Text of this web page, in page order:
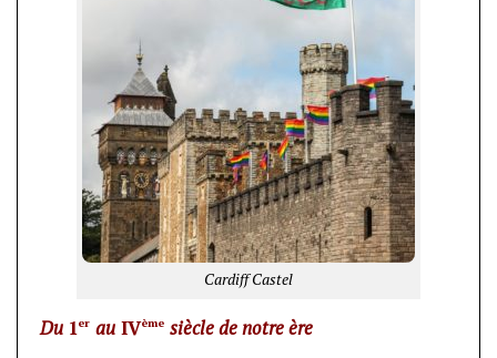
Cardiff Castel
Du 1er au IVème siècle de notre ère